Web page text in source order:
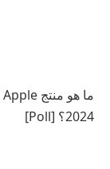
2024؟ [Poll]